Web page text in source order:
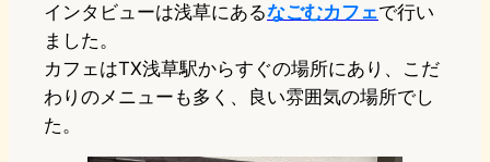
インタビューは浅草にあるなごむカフェで行い
ました。
カフェはTX浅草駅からすぐの場所にあり、こだ
わりのメニューも多く、良い雰囲気の場所でし
た。